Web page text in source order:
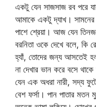
একটু যেন সাজসাজ রব পরে
আমাকে একটু দ্যাখ। সামনের
পাশে শ্রেয়া। আজ যেন
বরনিতা ওকে দেখে বলে, কি
হ্যাঁ, তোদের জন্য আসতেই
না দেখার ভান করে বসে
যেন এক অধরা নারী, সদ্য
বেশ ফর্সা। পান পাতার